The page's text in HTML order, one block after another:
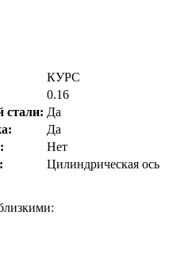
КУРС
0.16
стали: Да
Да
Нет
Цилиндрическая ось